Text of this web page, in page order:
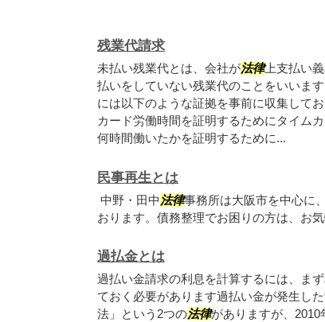
残業代請求
未払い残業代とは、会社が法律上支払い
払いをしていない残業代のことをいいま
には以下のような証拠を事前に収集して
カード労働時間を証明するためにタイム
何時間働いたかを証明するために...
民事再生とは
中野・田中 法律事務所は大阪市を中心に
おります。債務整理でお困りの方は、お
過払金とは
過払い金請求の利息を計算するには、ま
ておく必要があります過払い金が発生し
法」という2つの法律がありますが、2010